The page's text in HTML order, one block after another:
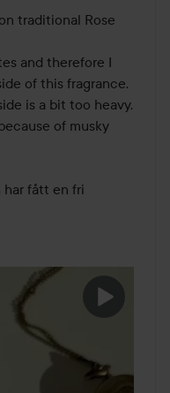
traditional Rose
and therefore I
of this fragrance.
is a bit too heavy.
of musky
har fått en fri